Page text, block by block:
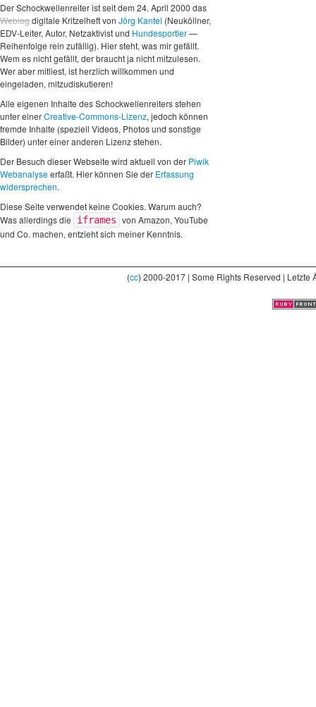
Der Schockwellenreiter ist seit dem 24. April 2000 das
Weblogdigitale Kritzelheft von Jörg Kantel (Neuköllner,
EDV-Leiter, Autor, Netzaktivist und Hundesportler—
Reihenfolge rein zufällig). Hier steht, was mir gefällt.
Wem es nicht gefällt, der braucht ja nicht mitzulesen.
Wer aber mitliest, ist herzlich willkommen und
eingeladen, mitzudiskutieren!
Alle eigenen Inhalte des Schockwellenreiters stehen
unter einerCreative-Commons-Lizenz, jedoch können
fremde Inhalte (speziell Videos, Photos und sonstige
Bilder) unter einer anderen Lizenz stehen.
Der Besuch dieser Webseite wird aktuell von der Piwik
Webanalyseerfaßt. Hier können Sie der Erfassung
widersprechen.
Diese Seite verwendet keine Cookies. Warum auch?
Was allerdings die
iframes von Amazon, YouTube
und Co. machen, entzieht sich meiner Kenntnis.
(cc) 2000-2017 | Some Rights Reserved |